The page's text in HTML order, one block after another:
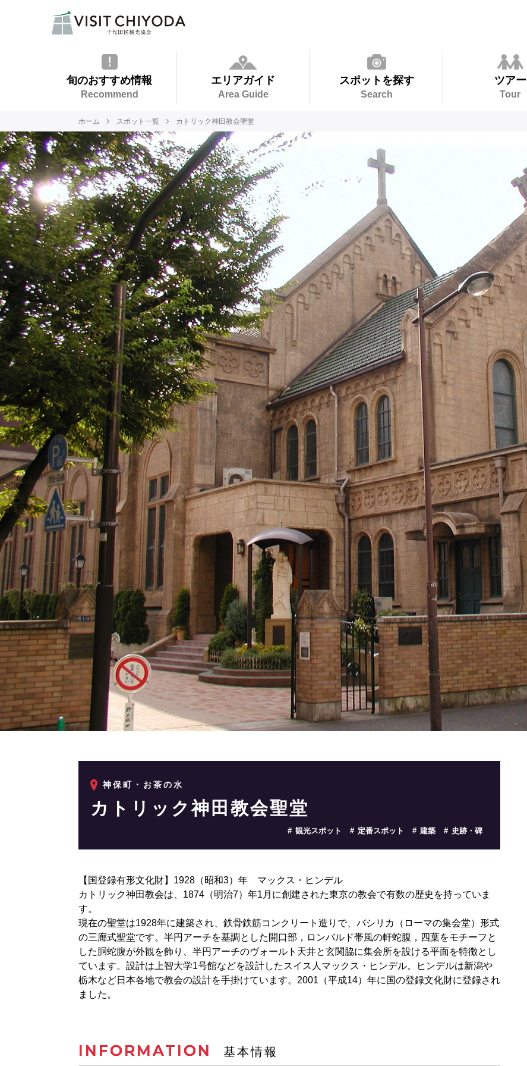
旬のおすすめ情報
Recommend
エリアガイド
Area Guide
スポットを探す
Search
ツアー
Tour
ホーム スポット一覧 カトリック神田教会聖堂
神保町・お茶の水
カトリック神田教会聖堂
観光スポット 定番スポット 建築 史跡・碑
【国登録有形文化財】1928（昭和3）年 マックス・ヒンデル
カトリック神田教会は、1874（明治7）年1月に創建された東京の教会で有数の歴史を持っていま
す。
現在の聖堂は1928年に建築され、鉄骨鉄筋コンクリート造りで、バシリカ（ローマの集会堂）形式
の三廊式聖堂です。半円アーチを基調とした開口部，ロンバルド帯風の軒蛇腹，四葉をモチーフと
した胴蛇腹が外観を飾り、半円アーチのヴォールト天井と玄関脇に集会所を設ける平面を特徴とし
ています。設計は上智大学1号館などを設計したスイス人マックス・ヒンデル。ヒンデルは新潟や
栃木など日本各地で教会の設計を手掛けています。2001（平成14）年に国の登録文化財に登録され
ました。
INFORMATION 基本情報